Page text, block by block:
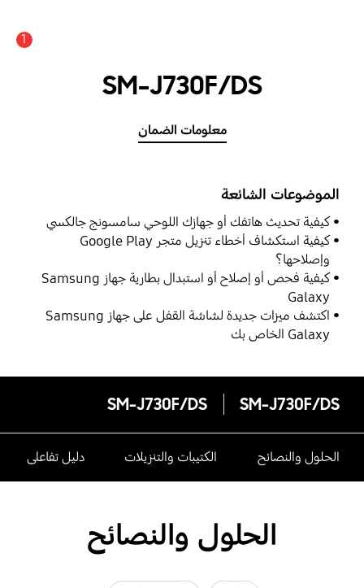
1
SM-J730F/DS
معلومات الضمان
الموضوعات الشائعة
كيفية تحديث هاتفك أو جهازك اللوحي سامسونج جالكسي
كيفية استكشاف أخطاء تنزيل متجر Google Play
وإصلاحها؟
كيفية فحص أو إصلاح أو استبدال بطارية جهاز Samsung
Galaxy
اكتشف ميزات جديدة لشاشة القفل على جهاز Samsung
Galaxy الخاص بك
SM-J730F/DS
SM-J730F/DS
الحلول والنصائح الكتيبات والتنزيلات دليل تفاعلى
الحلول والنصائح